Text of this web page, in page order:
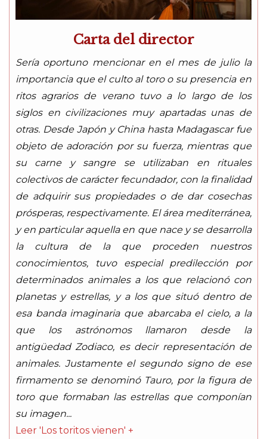
Carta del director
Sería oportuno mencionar en el mes de julio la
importancia que el culto al toro o su presencia en
ritos agrarios de verano tuvo a lo largo de los
siglos en civilizaciones muy apartadas unas de
otras. Desde Japón y China hasta Madagascar fue
objeto de adoración por su fuerza, mientras que
su carne y sangre se utilizaban en rituales
colectivos de carácter fecundador, con la finalidad
de adquirir sus propiedades o de dar cosechas
prósperas, respectivamente. El área mediterránea,
y en particular aquella en que nace y se desarrolla
la cultura de la que proceden nuestros
conocimientos, tuvo especial predilección por
determinados animales a los que relacionó con
planetas y estrellas, y a los que situó dentro de
esa banda imaginaria que abarcaba el cielo, a la
que los astrónomos llamaron desde la
antigüedad Zodiaco, es decir representación de
animales. Justamente el segundo signo de ese
firmamento se denominó Tauro, por la figura de
toro que formaban las estrellas que componían
su imagen...
Leer 'Los toritos vienen' +